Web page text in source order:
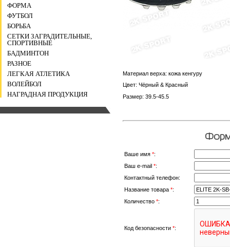
ФОРМА
ФУТБОЛ
БОРЬБА
СЕТКИ ЗАГРАДИТЕЛЬНЫЕ,
СПОРТИВНЫЕ
БАДМИНТОН
РАЗНОЕ
ЛЕГКАЯ АТЛЕТИКА
ВОЛЕЙБОЛ
НАГРАДНАЯ ПРОДУКЦИЯ
Материал верха: кожа кенгуру
Цвет: Чёрный & Красный
Размер: 39.5-45.5
Ваше имя *:
Ваш e-mail *:
Контактный телефон:
Название товара *:
Количество *:
Код безопасности *: